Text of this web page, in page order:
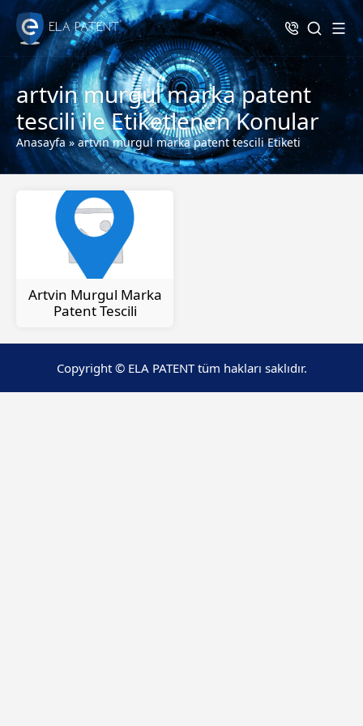
artvin murgul marka patent
tescili ile Etiketlenen Konular
Anasayfa»artvin murgul marka patent tescili Etiketi
Artvin Murgul Marka
Patent Tescili
Copyright © ELA PATENT tüm hakları saklıdır.